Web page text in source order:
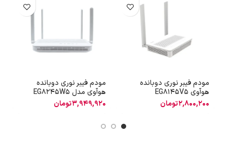
مودم فیبر نوری دوبانده
هوآوی EG8145V5
2,800,200تومان
مودم فیبر نوری دوبانده
هوآوی مدل EG8245W5
3,949,920تومان